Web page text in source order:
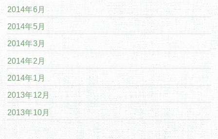
2014年6月
2014年5月
2014年3月
2014年2月
2014年1月
2013年12月
2013年10月